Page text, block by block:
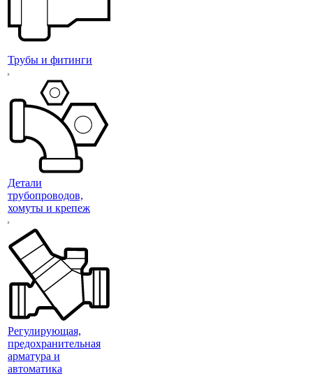
Трубы и фитинги
Детали
трубопроводов,
хомуты и крепеж
Регулирующая,
предохранительная
арматура и
автоматика